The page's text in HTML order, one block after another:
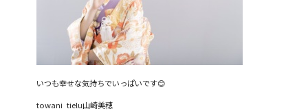
いつも幸せな気持ちでいっぱいです😊
towani tielu山崎美穂